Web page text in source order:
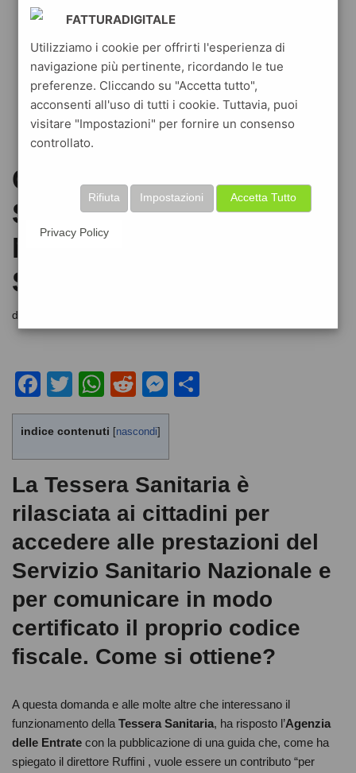
GUIDA ALLA TESSERA
SANITARIA – CARTA
NAZIONALE DEI
SERVIZI
di
F
a
c
e
b
o
o
k
T
wi
tt
er
W
h
at
s
A
p
p
R
e
d
di
t
M
e
e
n
g
er
vi
di
indice contenuti [nascondi]
La Tessera Sanitaria è
rilasciata ai cittadini per
accedere alle prestazioni del
Servizio Sanitario Nazionale e
per comunicare in modo
certificato il proprio codice
fiscale. Come si ottiene?
A questa domanda e alle molte altre che interessano il
funzionamento della Tessera Sanitaria, ha risposto l’Agenzia
delle Entrate con la pubblicazione di una guida che, come ha
spiegato il direttore Ruffini , vuole essere un contributo “per
FATTURADIGITALE
Utilizziamo i cookie per offrirti l'esperienza di
navigazione più pertinente, ricordando le tue
preferenze. Cliccando su "Accetta tutto",
acconsenti all'uso di tutti i cookie. Tuttavia, puoi
visitare "Impostazioni" per fornire un consenso
controllato.
Accetta Tutto
Impostazioni
Rifiuta
Privacy Policy